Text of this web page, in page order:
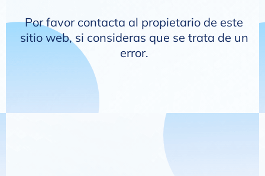
Por favor contacta al propietario de este
sitio web, si consideras que se trata de un
error.